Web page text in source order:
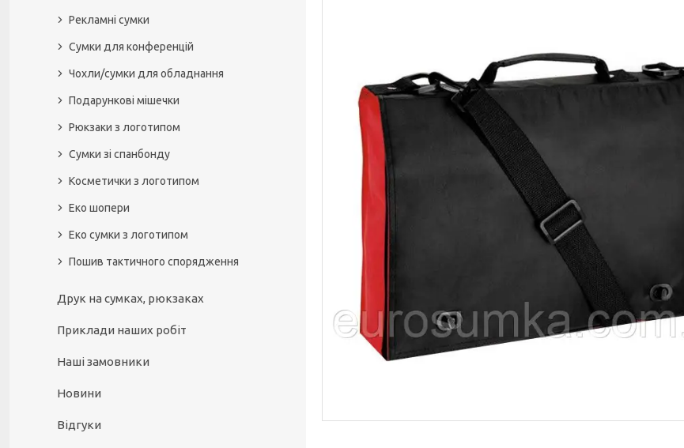
Рекламні сумки
Сумки для конференцій
Чохли/сумки для обладнання
Подарункові мішечки
Рюкзаки з логотипом
Сумки зі спанбонду
Косметички з логотипом
Еко шопери
Еко сумки з логотипом
Пошив тактичного спорядження
Друк на сумках, рюкзаках
Приклади наших робіт
Наші замовники
Новини
Відгуки